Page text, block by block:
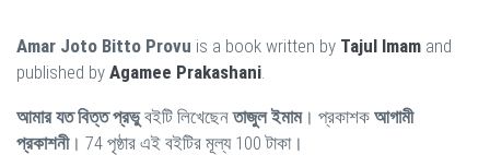
Amar Joto Bitto Provu is a book written by Tajul Imam and
published by Agamee Prakashani
আমার যত বিত্ত প্রভুবইটি লিখেছেনতাজুল ইমাম। প্রকাশক আগামী
প্রকাশনী। 74 পৃষ্ঠার এই বইটির মূল্য 100 টাকা।